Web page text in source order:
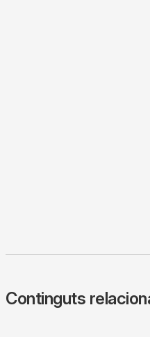
Continguts